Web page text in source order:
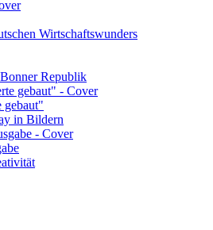
Wirtschaftswunders
Republik
gebaut"
in Bildern